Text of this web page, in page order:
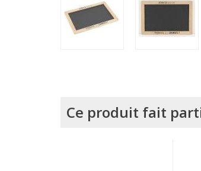
Ce produit fait